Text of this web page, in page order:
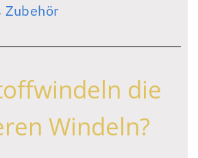
Zubehör
die
Windeln?